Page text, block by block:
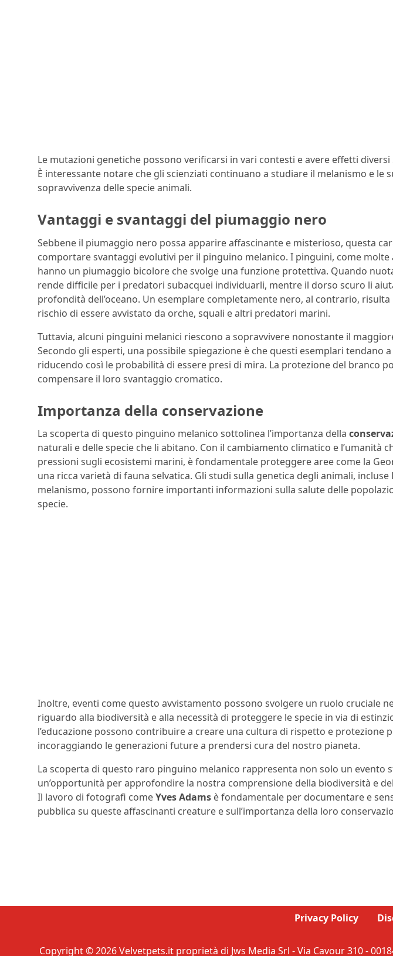
Le mutazioni genetiche possono verificarsi in vari contesti e avere effetti
È interessante notare che gli scienziati continuano a studiare il melanismo e le
sopravvivenza delle specie animali.
Vantaggi e svantaggi del piumaggio nero
Sebbene il piumaggio nero possa apparire affascinante e misterioso, questa
comportare svantaggi evolutivi per il pinguino melanico. I pinguini, come molte
hanno un piumaggio bicolore che svolge una funzione protettiva. Quando
rende difficile per i predatori subacquei individuarli, mentre il dorso scuro li
profondità dell’oceano. Un esemplare completamente nero, al contrario,
rischio di essere avvistato da orche, squali e altri predatori marini.
Tuttavia, alcuni pinguini melanici riescono a sopravvivere nonostante il
Secondo gli esperti, una possibile spiegazione è che questi esemplari tendano
riducendo così le probabilità di essere presi di mira. La protezione del branco
compensare il loro svantaggio cromatico.
Importanza della conservazione
La scoperta di questo pinguino melanico sottolinea l’importanza della
naturali e delle specie che li abitano. Con il cambiamento climatico e l’umanità
pressioni sugli ecosistemi marini, è fondamentale proteggere aree come la
una ricca varietà di fauna selvatica. Gli studi sulla genetica degli animali,
melanismo, possono fornire importanti informazioni sulla salute delle
specie.
Inoltre, eventi come questo avvistamento possono svolgere un ruolo cruciale
riguardo alla biodiversità e alla necessità di proteggere le specie in via di
l’educazione possono contribuire a creare una cultura di rispetto e protezione
incoraggiando le generazioni future a prendersi cura del nostro pianeta.
La scoperta di questo raro pinguino melanico rappresenta non solo un evento
un’opportunità per approfondire la nostra comprensione della biodiversità e
Il lavoro di fotografi comeYves Adams è fondamentale per documentare e
pubblica su queste affascinanti creature e sull’importanza della loro
Privacy Policy
Copyright © 2026 Velvetpets.it proprietà di Jws Media Srl - Via Cavour 310 -